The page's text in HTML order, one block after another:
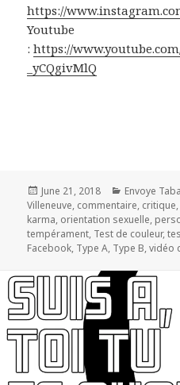
https://
Youtube
:https://
_yCQgivMlQ
Posted
on
June 21, 2018 Categories
Envoye
Villeneuve, commentaire, critique,
karma, orientation sexuelle,
tempérament, Test de couleur,
Facebook, Type A, Type B,vidéo